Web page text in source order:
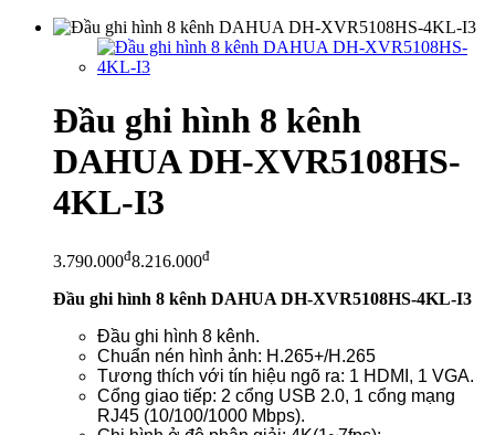
Đầu ghi hình 8 kênh
DAHUA DH-XVR5108HS-
4KL-I3
3.790.000đ8.216.000đ
Đầu ghi hình 8 kênh DAHUA DH-XVR5108HS-4KL-I3
Đầu ghi hình 8 kênh.
Chuẩn nén hình ảnh: H.265+/H.265
Tương thích với tín hiệu ngõ ra: 1 HDMI, 1 VGA.
Cổng giao tiếp: 2 cổng USB 2.0, 1 cổng mạng
RJ45 (10/100/1000 Mbps).